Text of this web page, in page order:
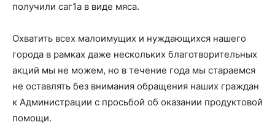
получили саг1а в виде мяса.
Охватить всех малоимущих и нуждающихся нашего
города в рамках даже нескольких благотворительных
акций мы не можем, но в течение года мы стараемся
не оставлять без внимания обращения наших граждан
к Администрации с просьбой об оказании продуктовой
помощи.